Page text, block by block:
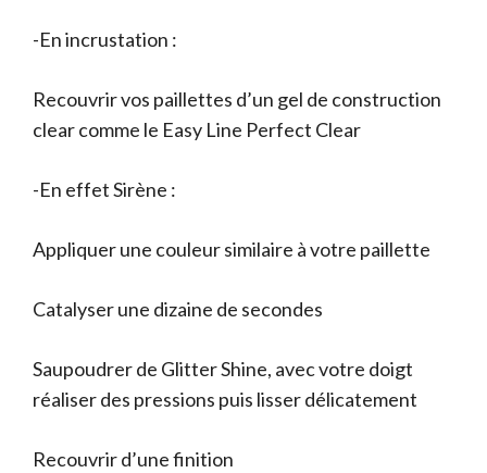
-En incrustation :
Recouvrir vos paillettes d’un gel de construction
clear comme le Easy Line Perfect Clear
-En effet Sirène :
Appliquer une couleur similaire à votre paillette
Catalyser une dizaine de secondes
Saupoudrer de Glitter Shine, avec votre doigt
réaliser des pressions puis lisser délicatement
Recouvrir d’une finition